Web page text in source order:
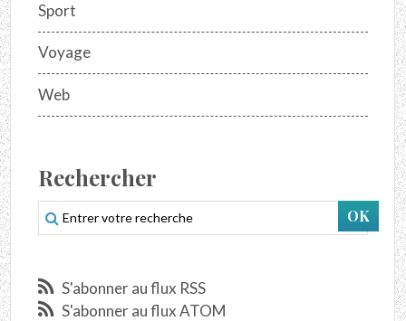
Sport
Voyage
Web
Rechercher
S'abonner au flux RSS
S'abonner au flux ATOM